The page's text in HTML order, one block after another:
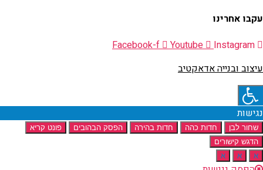
עקבו אחרינו
Facebook-f
Youtube
Instagram
עיצוב ובנייה אדאקטיב
נגישות
שחור לבן חדות כהה חדות בהירה הפסק הבהובים
פונט קריא
הדגש קישורים
א
א א